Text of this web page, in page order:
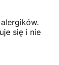
się i nie